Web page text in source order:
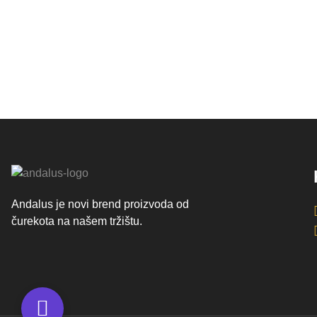
Andalus je novi brend proizvoda od
čurekota na našem tržištu.